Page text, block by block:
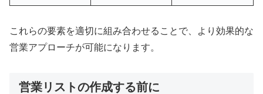
これらの要素を適切に組み合わせることで、より効果的な
営業アプローチが可能になります。
営業リストの作成する前に